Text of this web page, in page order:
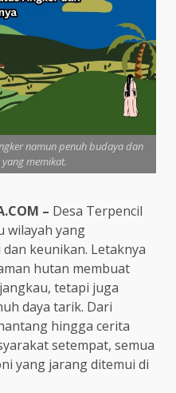
namun penuh budaya dan
memikat.
– Desa Terpencil
wilayah yang
keunikan. Letaknya
hutan membuat
tetapi juga
daya tarik. Dari
hingga cerita
setempat, semua
yang jarang ditemui di